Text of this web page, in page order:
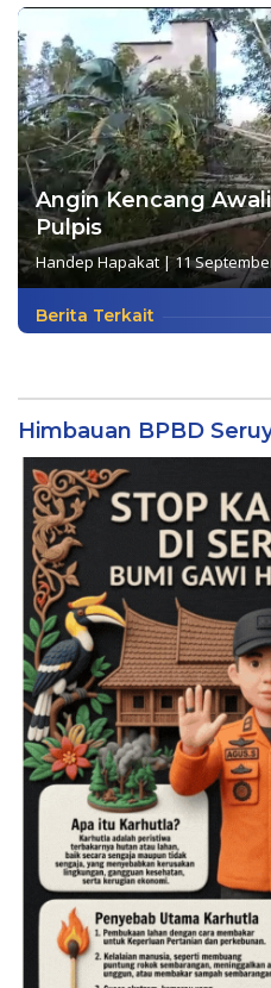
Angin Kencang
Pulpis
Handep Hapakat|11
Berita Terkait
Himbauan BPBD